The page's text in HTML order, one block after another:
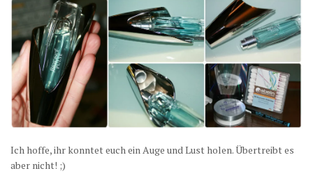
Ich hoffe, ihr konntet euch ein Auge und Lust holen. Übertreibt es
aber nicht! ;)